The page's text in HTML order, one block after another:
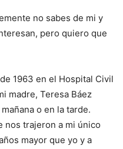
no sabes de mi y
pero quiero que
1963 en el Hospital Civil
madre, Teresa Báez
o en la tarde.
nos trajeron a mi único
mayor que yo y a